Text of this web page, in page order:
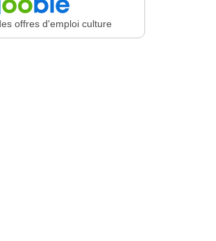
offres d'emploi culture